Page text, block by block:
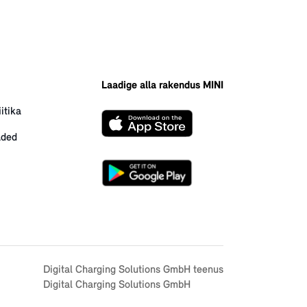
Laadige alla rakendus MINI
Digital Charging Solutions GmbH teenus
Digital Charging Solutions GmbH